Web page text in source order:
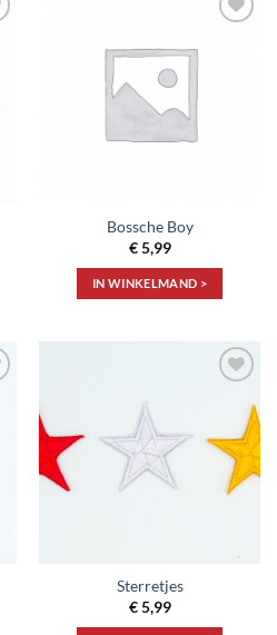
Bossche Boy
€5,99
IN WINKELMAND >
verlanglijst
Sterretjes
€5,99